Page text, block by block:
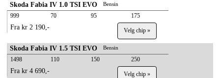
Skoda Fabia IV 1.0 TSI EVO Bensin
999 70 95 175
Fra kr 2 190,- Velg chip »
Skoda Fabia IV 1.5 TSI EVO Bensin
1498 110 150 250
Fra kr 4 690,- Velg chip »